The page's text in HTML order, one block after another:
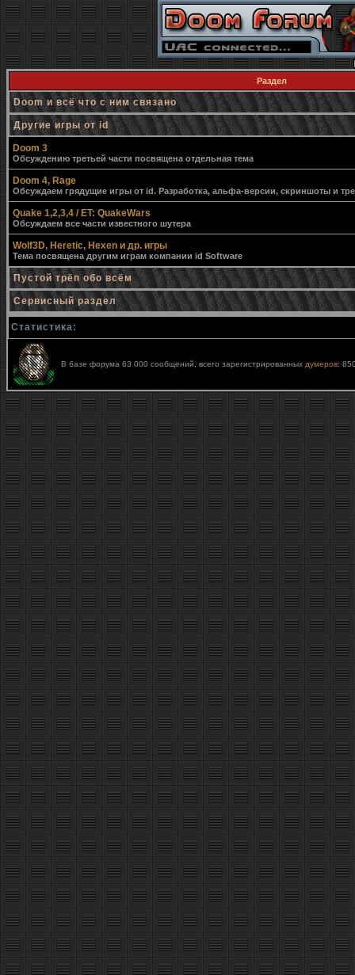
Раздел
Doom и всё что с ним связано
Другие игры от id
Doom 3
Обсуждению третьей части посвящена отдельная тема
Doom 4, Rage
Обсуждаем грядущие игры от id. Разработка, альфа-версии, скриншоты и
Quake 1,2,3,4 / ET: QuakeWars
Обсуждаем все части известного шутера
Wolf3D, Heretic, Hexen и др. игры
Тема посвящена другим играм компании id Software
Пустой трёп обо всём
Сервисный раздел
Статистика:
В базе форума 63 000 сообщений, всего зарегистрированных думеров: